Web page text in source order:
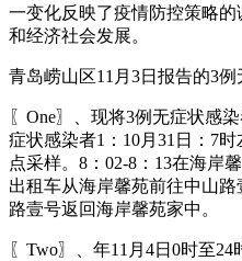
一变化反映了疫情防控策略
和经济社会发展。
青岛崂山区11月3日报告的3
〖One〗、现将3例无症状感
症状感染者1：10月31日：7
点采样。8：02-8：13在海岸
出租车从海岸馨苑前往中山
路壹号返回海岸馨苑家中。
〖Two〗、年11月4日0时至